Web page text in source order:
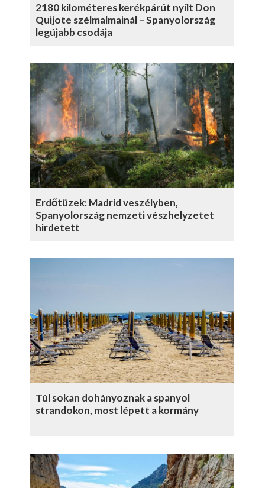
2180 kilométeres kerékpárút nyílt Don
Quijote szélmalmainál – Spanyolország
legújabb csodája
Erdőtüzek: Madrid veszélyben,
Spanyolország nemzeti vészhelyzetet
hirdetett
Túl sokan dohányoznak a spanyol
strandokon, most lépett a kormány